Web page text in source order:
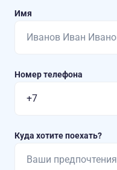
Имя
Номер телефона
Куда хотите поехать?